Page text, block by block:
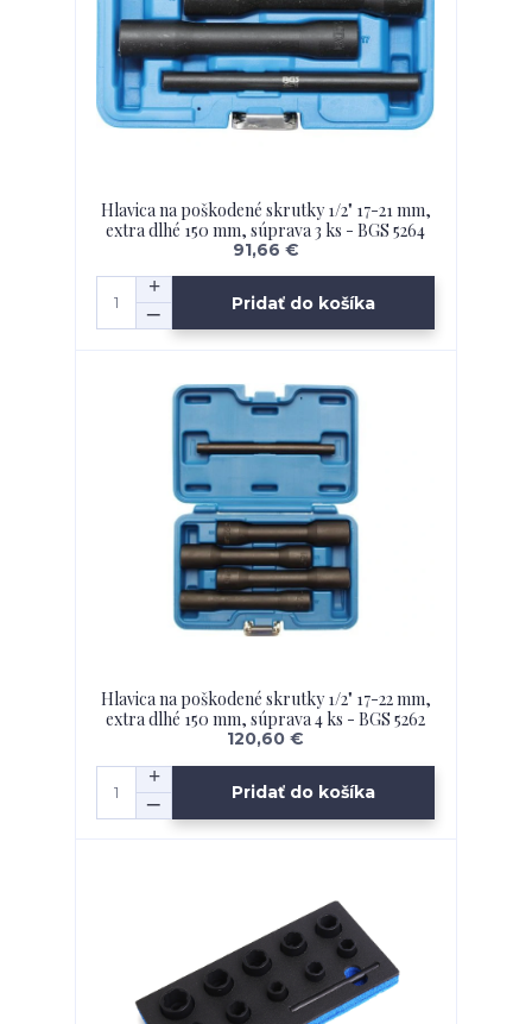
Hlavica na poškodené skrutky 1/2" 17-21 mm,
extra dlhé 150 mm, súprava 3 ks - BGS 5264
91,66 €
Pridať do košíka
Hlavica na poškodené skrutky 1/2" 17-22 mm,
extra dlhé 150 mm, súprava 4 ks - BGS 5262
120,60 €
Pridať do košíka